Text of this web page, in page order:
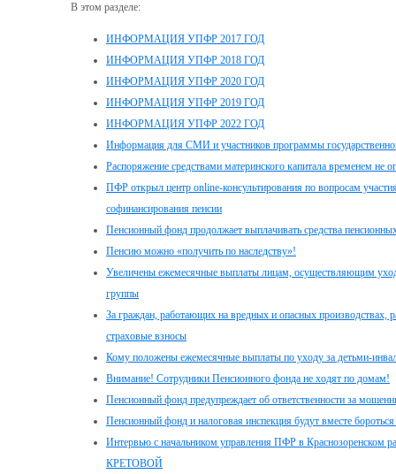
В этом разделе:
ИНФОРМАЦИЯ УПФР 2017 ГОД
ИНФОРМАЦИЯ УПФР 2018 ГОД
ИНФОРМАЦИЯ УПФР 2020 ГОД
ИНФОРМАЦИЯ УПФР 2019 ГОД
ИНФОРМАЦИЯ УПФР 2022 ГОД
Информация для СМИ и участников программы
Распоряжение средствами материнского капитала временем не
ПФР открыл центр online-консультирования по вопросам
софинансирования пенсии
Пенсионный фонд продолжает выплачивать средства
Пенсию можно «получить по наследству»!
Увеличены ежемесячные выплаты лицам, осуществляющим
группы
За граждан, работающих на вредных и опасных производствах,
страховые взносы
Кому положены ежемесячные выплаты по уходу за детьми-
Внимание! Сотрудники Пенсионного фонда не ходят по домам!
Пенсионный фонд предупреждает об ответственности за
Пенсионный фонд и налоговая инспекция будут вместе
Интервью с начальником управления ПФР в Краснозоренском
КРЕТОВОЙ